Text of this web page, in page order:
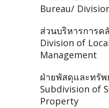
Bureau/
ส่วนบริหารการค
Division of
Management
ฝ่ายพัสดุและทรั
Subdivision of
Property